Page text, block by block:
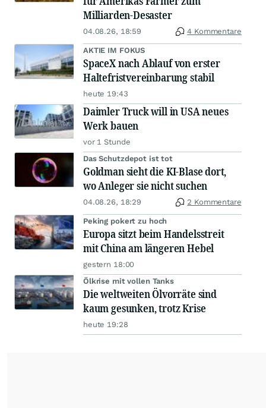
Milliarden-Desaster
04.08.26, 18:59 4 Kommentare
AKTIE IM FOKUS
SpaceX nach Ablauf von erster
Haltefristvereinbarung stabil
heute 19:43
Daimler Truck will in USA neues
Werk bauen
vor 1 Stunde
Das Schutzdepot ist tot
Goldman sieht die KI-Blase dort,
wo Anleger sie nicht suchen
04.08.26, 18:29 2 Kommentare
Peking pokert zu hoch
Europa sitzt beim Handelsstreit
mit China am längeren Hebel
gestern 18:00
Ölkrise mit vollen Tanks
Die weltweiten Ölvorräte sind
kaum gesunken, trotz Krise
heute 19:28